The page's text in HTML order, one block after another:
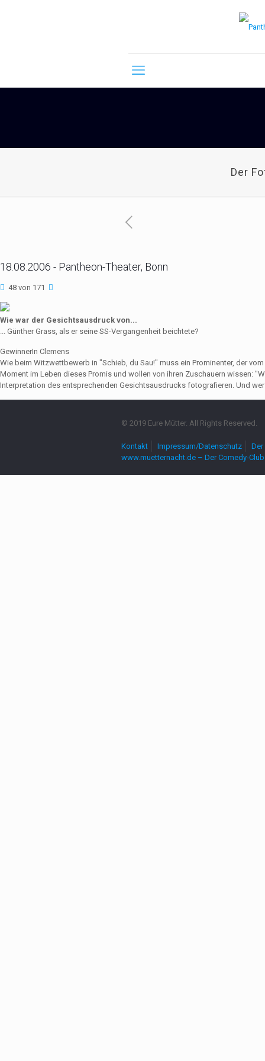
Der
18.08.2006 - Pantheon-Theater, Bonn
48 von 171
Wie war der Gesichtsausdruck von...
... Günther Grass, als er seine SS-Vergangenheit beichtete?
GewinnerIn Clemens
Wie beim Witzwettbewerb in "Schieb, du Sau!" muss ein Prominenter, der
Moment im Leben dieses Promis und wollen von ihren Zuschauern wissen:
Interpretation des entsprechenden Gesichtsausdrucks fotografieren. Und
© 2019 Eure Mütter. All Rights Reserved.
Kontakt Impressum/Datenschutz
www.muetternacht.de – Der Comedy-Club